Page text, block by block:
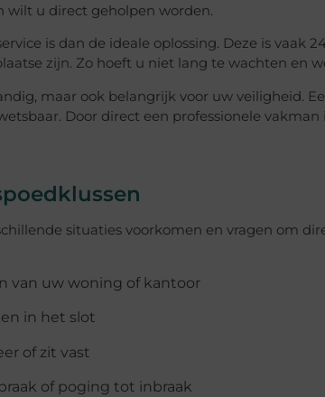
wilt u direct geholpen worden.
is dan de ideale oplossing. Deze is vaak
zijn. Zo hoeft u niet lang te wachten en
maar ook belangrijk voor uw veiligheid.
Door direct een professionele
situaties voorkomen en vragen om
van uw woning of kantoor
in het slot
of zit vast
of poging tot inbraak